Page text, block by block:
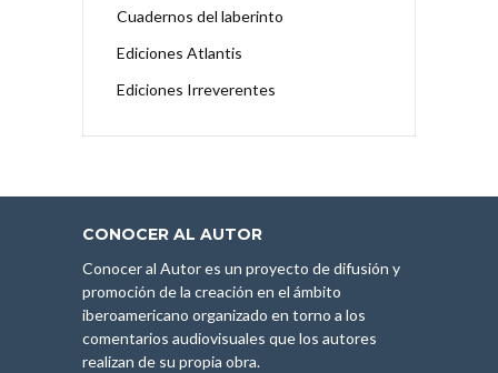
Cuadernos del laberinto
Ediciones Atlantis
Ediciones Irreverentes
CONOCER AL AUTOR
Conocer al Autor es un proyecto de difusión y
promoción de la creación en el ámbito
iberoamericano organizado en torno a los
comentarios audiovisuales que los autores
realizan de su propia obra.